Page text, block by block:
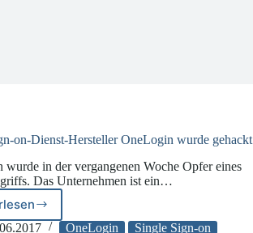
on-Dienst-Hersteller OneLogin wurde gehackt
wurde in der vergangenen Woche Opfer eines
Das Unternehmen ist ein…
Single
Sign-
OneLogin Single Sign-on